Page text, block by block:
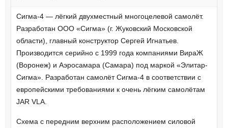
Сигма-4 — лёгкий двухместный многоцелевой самолёт.
Разработан ООО «Сигма» (г. Жуковский Московской
области), главный конструктор Сергей Игнатьев.
Производится серийно с 1999 года компаниями ВираЖ
(Воронеж) и Аэросамара (Самара) под маркой «Элитар-
Сигма». Разработан самолёт Сигма-4 в соответствии с
европейскими требованиями к очень лёгким самолётам
JAR VLA.
Схема с передним верхним расположением силовой